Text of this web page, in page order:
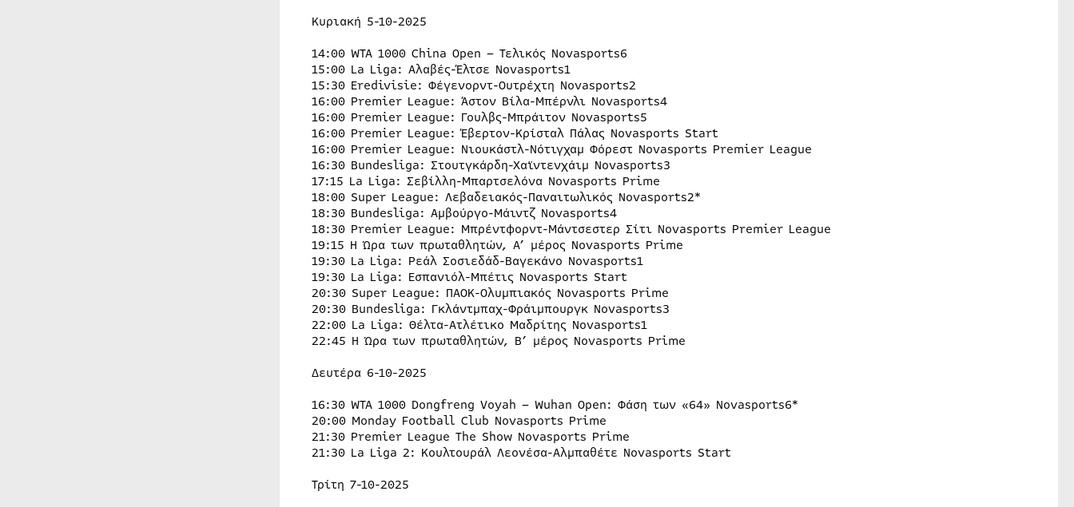
Κυριακή 5-10-2025
14:00 WTA 1000 China Open – Τελικός Novasports6
15:00 La Liga: Αλαβές-Έλτσε Novasports1
15:30 Eredivisie: Φέγενορντ-Ουτρέχτη Novasports2
16:00 Premier League: Άστον Βίλα-Μπέρνλι Novasports4
16:00 Premier League: Γουλβς-Μπράιτον Novasports5
16:00 Premier League: Έβερτον-Κρίσταλ Πάλας Novasports Start
16:00 Premier League: Νιουκάστλ-Νότιγχαμ Φόρεστ Novasports Premier League
16:30 Bundesliga: Στουτγκάρδη-Χαϊντενχάιμ Novasports3
17:15 La Liga: Σεβίλλη-Μπαρτσελόνα Novasports Prime
18:00 Super League: Λεβαδειακός-Παναιτωλικός Novasports2*
18:30 Bundesliga: Αμβούργο-Μάιντζ Novasports4
18:30 Premier League: Μπρέντφορντ-Μάντσεστερ Σίτι Novasports Premier League
19:15 Η Ώρα των πρωταθλητών, Α’ μέρος Novasports Prime
19:30 La Liga: Ρεάλ Σοσιεδάδ-Βαγεκάνο Novasports1
19:30 La Liga: Εσπανιόλ-Μπέτις Novasports Start
20:30 Super League: ΠΑΟΚ-Ολυμπιακός Novasports Prime
20:30 Bundesliga: Γκλάντμπαχ-Φράιμπουργκ Novasports3
22:00 La Liga: Θέλτα-Ατλέτικο Μαδρίτης Novasports1
22:45 Η Ώρα των πρωταθλητών, Β’ μέρος Novasports Prime
Δευτέρα 6-10-2025
16:30 WTA 1000 Dongfreng Voyah – Wuhan Open: Φάση των «64» Novasports6*
20:00 Monday Football Club Novasports Prime
21:30 Premier League The Show Novasports Prime
21:30 La Liga 2: Κουλτουράλ Λεονέσα-Αλμπαθέτε Novasports Start
Τρίτη 7-10-2025